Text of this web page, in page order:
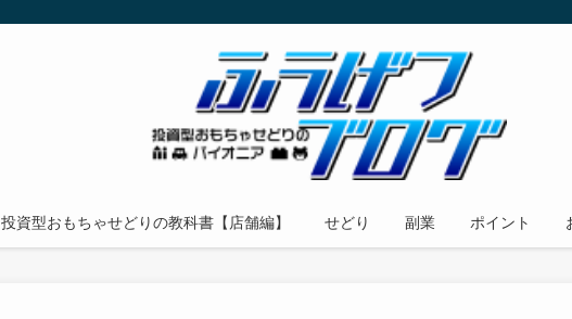
投資型おもちゃせどりの教科書【店舗編】 せどり 副業 ポイント